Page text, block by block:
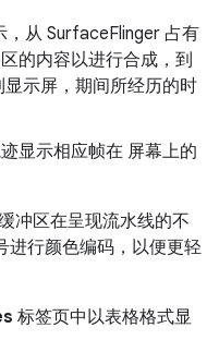
，从 SurfaceFlinger 占有
的内容以进行合成，到
示屏，期间所经历的时
迹显示相应帧在 屏幕上的
冲区在呈现流水线的不
进行颜色编码，以便更轻
标签页中以表格格式显